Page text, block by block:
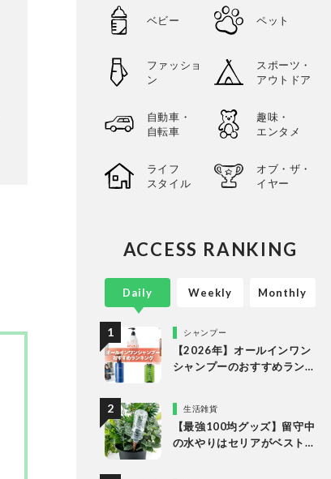
ベビー ペット
ファッショ
ン
スポーツ・
アウトドア
自動車・
自転車
趣味・
エンタメ
ライフ
スタイル
オブ・ザ・
イヤー
ACCESS RANKING
Daily
シャンプー
【2026年】オールインワン
シャンプーのおすすめラン
をプロと比較
生活雑貨
【最強100均グッズ】留守中
の水やりはセリアがベスト
Weekly Monthly